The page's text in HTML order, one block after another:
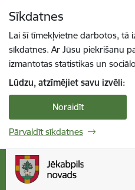
Sīkdatnes
Lai šī tīmekļvietne darbotos, tā
sīkdatnes. Ar Jūsu piekrišanu
izmantotas statistikas un
Lūdzu, atzīmējiet savu izvēli:
Noraidīt
Pārvaldīt sīkdatnes